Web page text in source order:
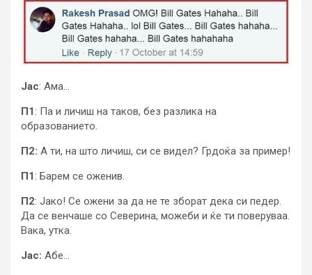
Јас: Ама…
П1: Па и личиш на таков, без разлика на
образованието.
П2: А ти, на што личиш, си се видел? Грдоќа за пример!
П1: Барем се оженив.
П2: Јако! Се ожени за да не те зборат дека си педер.
Да се венчаше со Северина, можеби и ќе ти поверуваа.
Вака, утка.
Јас: Абе…